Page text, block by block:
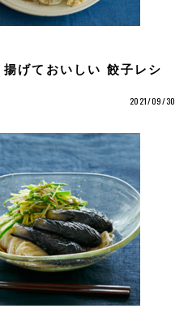
揚げておいしい 餃子レシ
2021/09/30